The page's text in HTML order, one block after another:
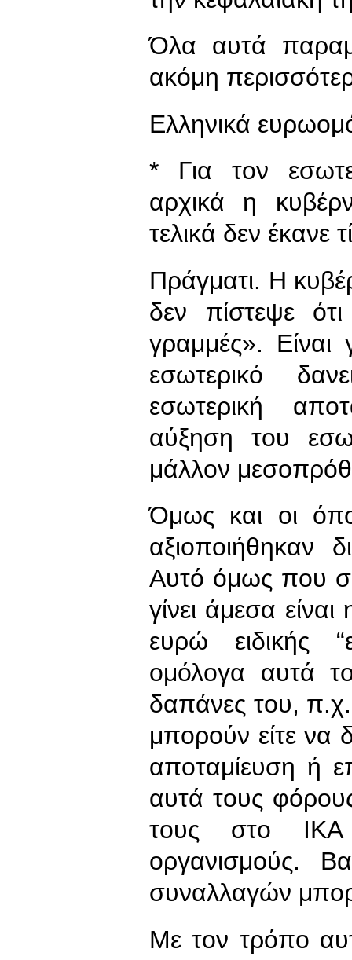
Όλα αυτά
ακόμη
Ελληνικά
* Για τον
αρχικά η
τελικά δεν έκανε
Πράγματι. Η
δεν πίστεψε
γραμμές». Είναι
εσωτερικό
εσωτερική
αύξηση του
μάλλον
Όμως και οι
αξιοποιήθηκαν
Αυτό όμως που
γίνει άμεσα
ευρώ ειδικής
ομόλογα αυτά
δαπάνες του, π.χ.
μπορούν είτε να
αποταμίευση ή
αυτά τους
τους στο
οργανισμούς.
συναλλαγών
Με τον τρόπο